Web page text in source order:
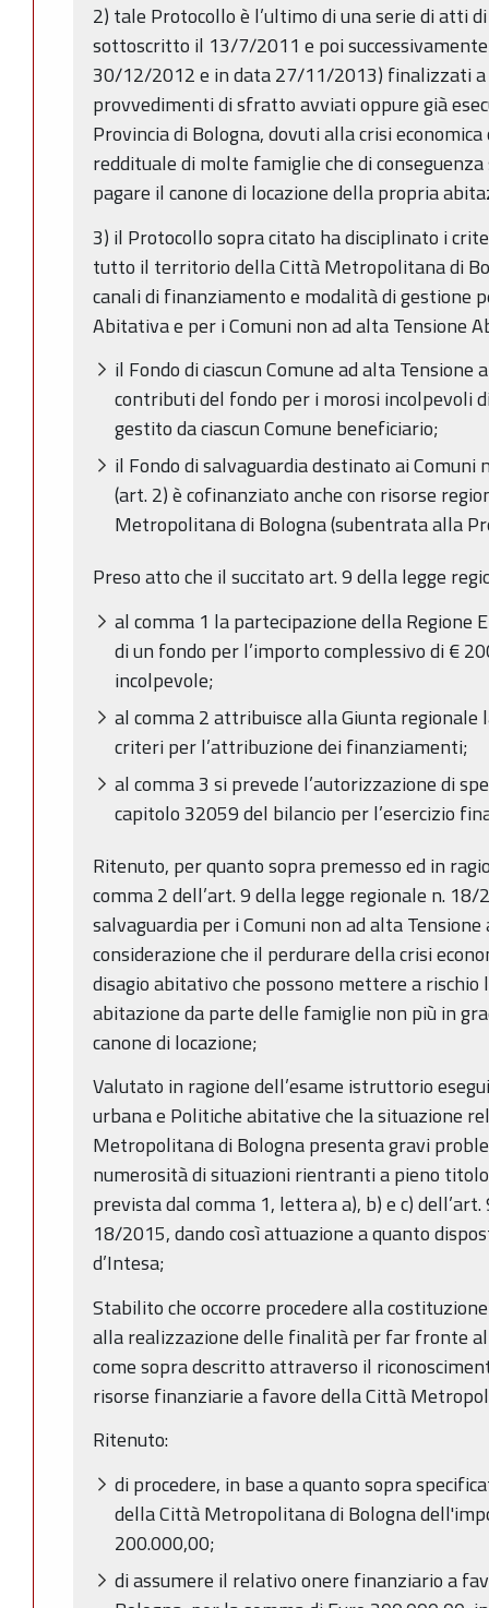
2) tale Protocollo è l’ultimo di una serie di atti
sottoscritto il 13/7/2011 e poi
30/12/2012 e in data 27/11/2013) finalizzati a
provvedimenti di sfratto avviati oppure già
Provincia di Bologna, dovuti alla crisi
reddituale di molte famiglie che di
pagare il canone di locazione della propria
3) il Protocollo sopra citato ha disciplinato i
tutto il territorio della Città Metropolitana di
canali di finanziamento e modalità di gestione
Abitativa e per i Comuni non ad alta Tensione
il Fondo di ciascun Comune ad alta
contributi del fondo per i morosi incolpevoli
gestito da ciascun Comune beneficiario;
il Fondo di salvaguardia destinato ai
(art. 2) è cofinanziato anche con risorse
Metropolitana di Bologna (subentrata alla
Preso atto che il succitato art. 9 della legge
al comma 1 la partecipazione della Regione
di un fondo per l’importo complessivo di €
incolpevole;
al comma 2 attribuisce alla Giunta
criteri per l’attribuzione dei finanziamenti;
al comma 3 si prevede l’autorizzazione di
capitolo 32059 del bilancio per l’esercizio
Ritenuto, per quanto sopra premesso ed in
comma 2 dell’art. 9 della legge regionale n.
salvaguardia per i Comuni non ad alta
considerazione che il perdurare della crisi
disagio abitativo che possono mettere a
abitazione da parte delle famiglie non più in
canone di locazione;
Valutato in ragione dell’esame istruttorio
urbana e Politiche abitative che la situazione
Metropolitana di Bologna presenta gravi
numerosità di situazioni rientranti a pieno
prevista dal comma 1, lettera a), b) e c)
18/2015, dando così attuazione a quanto
d’Intesa;
Stabilito che occorre procedere alla
alla realizzazione delle finalità per far fronte
come sopra descritto attraverso il
risorse finanziarie a favore della Città
Ritenuto:
di procedere, in base a quanto sopra
della Città Metropolitana di Bologna
200.000,00;
di assumere il relativo onere finanziario a